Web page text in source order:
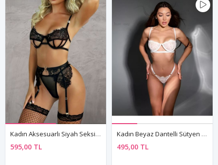
Kadın Aksesuarlı Siyah Seksi Sütyen Külot Jartiyer Fantezi İç Çamaşır Takımı
595,00 TL
Kadın Beyaz Dantelli Sütyen String Seksi Fantezi İç Çamaşırı Takımı
495,00 TL